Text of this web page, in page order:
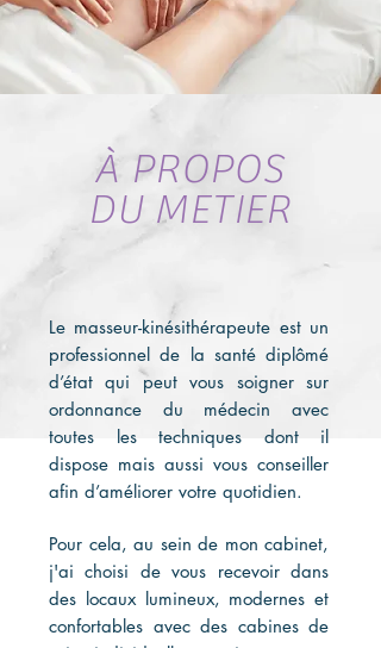
À PROPOS
DU METIER
Le masseur-kinésithérapeute est un
professionnel de la santé diplômé
d’état qui peut vous soigner sur
ordonnance du médecin avec
toutes les techniques dont il
dispose mais aussi vous conseiller
afin d’améliorer votre quotidien.
Pour cela, au sein de mon cabinet,
j'ai choisi de vous recevoir dans
des locaux lumineux, modernes et
confortables avec des cabines de